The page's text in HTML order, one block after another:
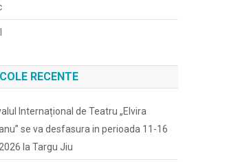
RECENTE
Internațional de Teatru „Elvira
se va desfasura in perioada 11-16
la Targu Jiu